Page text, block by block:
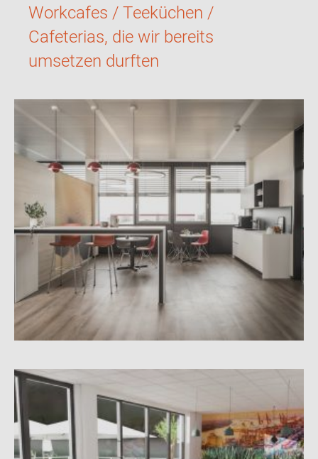
Workcafes / Teeküchen /
Cafeterias, die wir bereits
umsetzen durften